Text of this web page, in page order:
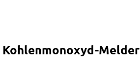
Kohlenmonoxyd-Melder